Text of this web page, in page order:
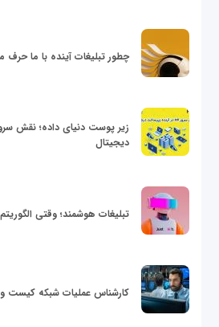
چطور تبلیغات آینده با ما حرف
دیجیتال
تبلیغات هوشمند؛ وقتی
کارشناس عملیات شبکه کیست